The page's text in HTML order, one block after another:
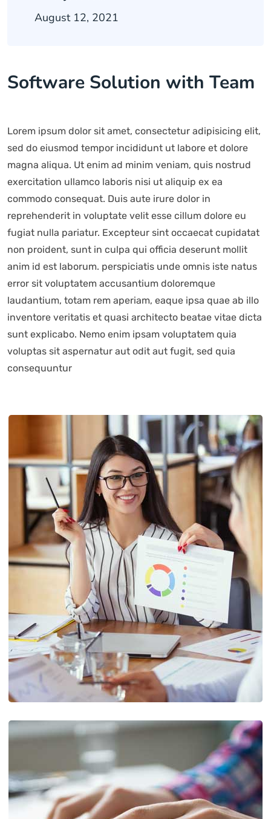
August 12, 2021
Software Solution with Team
Lorem ipsum dolor sit amet, consectetur adipisicing elit,
sed do eiusmod tempor incididunt ut labore et dolore
magna aliqua. Ut enim ad minim veniam, quis nostrud
exercitation ullamco laboris nisi ut aliquip ex ea
commodo consequat. Duis aute irure dolor in
reprehenderit in voluptate velit esse cillum dolore eu
fugiat nulla pariatur. Excepteur sint occaecat cupidatat
non proident, sunt in culpa qui officia deserunt mollit
anim id est laborum. perspiciatis unde omnis iste natus
error sit voluptatem accusantium doloremque
laudantium, totam rem aperiam, eaque ipsa quae ab illo
inventore veritatis et quasi architecto beatae vitae dicta
sunt explicabo. Nemo enim ipsam voluptatem quia
voluptas sit aspernatur aut odit aut fugit, sed quia
consequuntur